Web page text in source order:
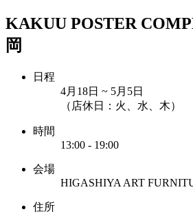
KAKUU POSTER
岡
日程
4月18日 ~ 5月5日
（店休日：火、水、木）
時間
13:00 - 19:00
会場
HIGASHIYA ART
住所